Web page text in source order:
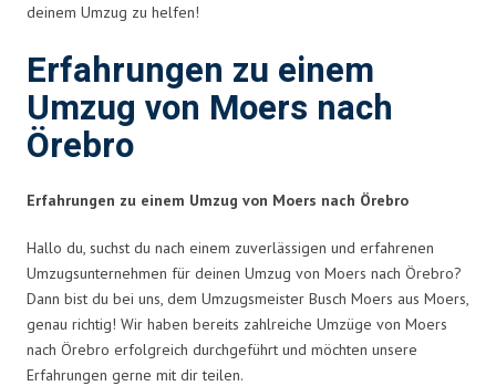
deinem Umzug zu helfen!
Erfahrungen zu einem
Umzug von Moers nach
Örebro
Erfahrungen zu einem Umzug von Moers nach Örebro
Hallo du, suchst du nach einem zuverlässigen und erfahrenen
Umzugsunternehmen für deinen Umzug von Moers nach Örebro?
Dann bist du bei uns, dem Umzugsmeister Busch Moers aus Moers,
genau richtig! Wir haben bereits zahlreiche Umzüge von Moers
nach Örebro erfolgreich durchgeführt und möchten unsere
Erfahrungen gerne mit dir teilen.